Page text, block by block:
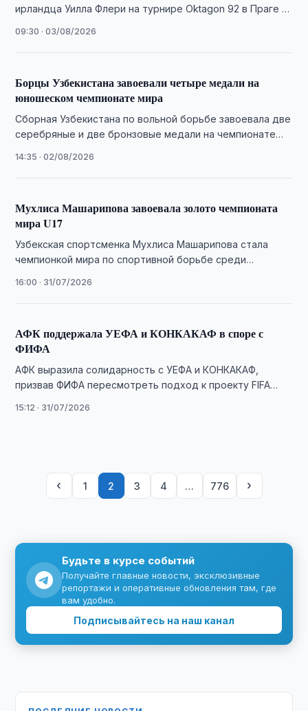
ирландца Уилла Флери на турнире Oktagon 92 в Праге и
09:30 · 03/08/2026
Борцы Узбекистана завоевали четыре медали на
юношеском чемпионате мира
Сборная Узбекистана по вольной борьбе завоевала две
серебряные и две бронзовые медали на чемпионате
14:35 · 02/08/2026
Мухлиса Машарипова завоевала золото чемпионата
мира U17
Узбекская спортсменка Мухлиса Машарипова стала
чемпионкой мира по спортивной борьбе среди
категории …
16:00 · 31/07/2026
АФК поддержала УЕФА и КОНКАКАФ в споре с
ФИФА
АФК выразила солидарность с УЕФА и КОНКАКАФ,
призвав ФИФА пересмотреть подход к проекту FIFA
15:12 · 31/07/2026
‹ 1 2 3 4 … 776 ›
Будьте в курсе событий
Получайте главные новости, эксклюзивные
репортажи и оперативные обновления там, где
вам удобно.
Подписывайтесь на наш канал